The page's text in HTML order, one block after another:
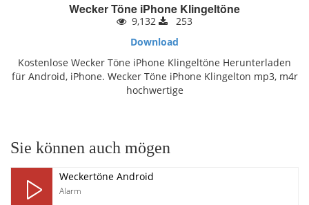
Wecker Töne iPhone Klingeltöne
9,132
253
Download
Kostenlose Wecker Töne iPhone Klingeltöne Herunterladen
für Android, iPhone. Wecker Töne iPhone Klingelton mp3, m4r
hochwertige
Sie können auch mögen
Weckertöne Android
Alarm